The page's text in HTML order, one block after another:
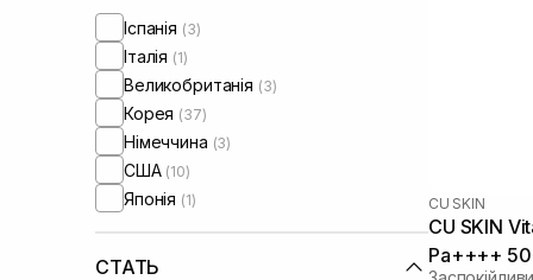
Іспанія (3)
Італія (1)
Великобританія (3)
Корея (37)
Німеччина (3)
США (10)
Японія (1)
СТАТЬ
CU SKIN
CU SKIN
Pa++++